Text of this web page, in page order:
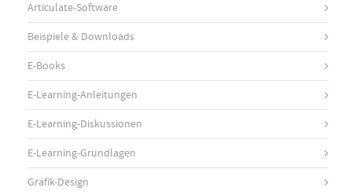
Articulate-Software
Beispiele & Downloads
E-Books
E-Learning-Anleitungen
E-Learning-Diskussionen
E-Learning-Grundlagen
Grafik-Design